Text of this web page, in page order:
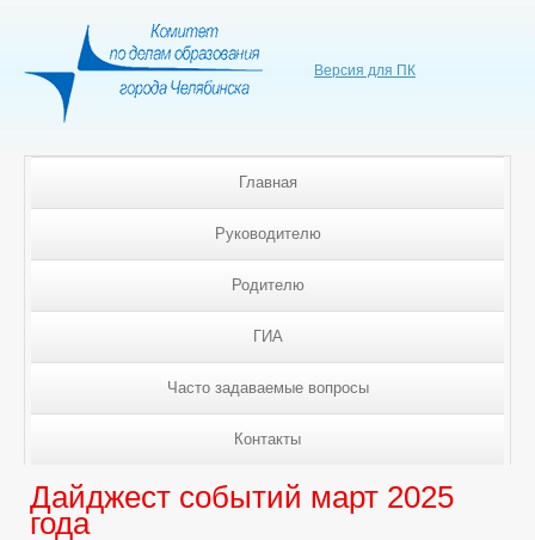
Версия для ПК
Главная
Руководителю
Родителю
ГИА
Часто задаваемые вопросы
Контакты
Дайджест событий март 2025
года